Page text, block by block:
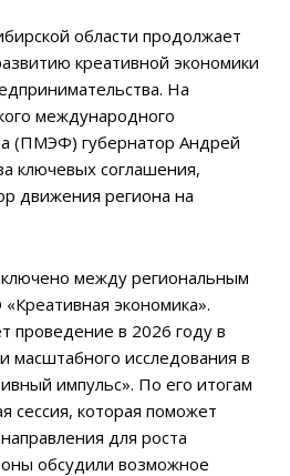
области продолжает
креативной экономики
На
международного
(ПМЭФ) губернатор Андрей
ключевых соглашения,
движения региона на
между региональным
экономика».
проведение в 2026 году в
масштабного исследования в
импульс». По его итогам
сессия, которая поможет
для роста
обсудили возможное